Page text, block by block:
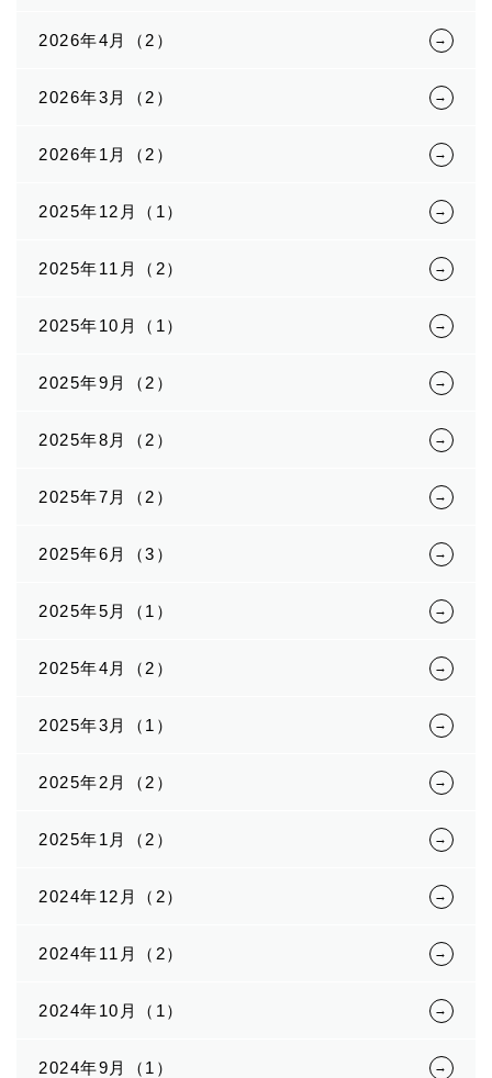
2026年4月（2）
2026年3月（2）
2026年1月（2）
2025年12月（1）
2025年11月（2）
2025年10月（1）
2025年9月（2）
2025年8月（2）
2025年7月（2）
2025年6月（3）
2025年5月（1）
2025年4月（2）
2025年3月（1）
2025年2月（2）
2025年1月（2）
2024年12月（2）
2024年11月（2）
2024年10月（1）
2024年9月（1）